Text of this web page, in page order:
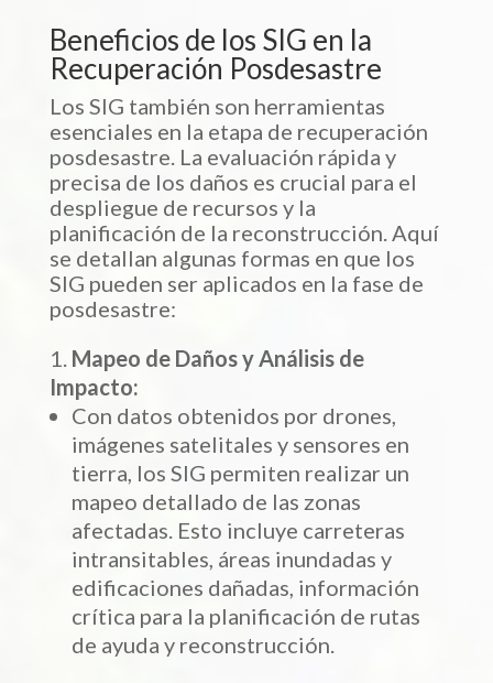
Beneficios de los SIG en la
Recuperación Posdesastre
Los SIG también son herramientas
esenciales en la etapa de recuperación
posdesastre. La evaluación rápida y
precisa de los daños es crucial para el
despliegue de recursos y la
planificación de la reconstrucción. Aquí
se detallan algunas formas en que los
SIG pueden ser aplicados en la fase de
posdesastre:
Mapeo de Daños y Análisis de
Impacto:
Con datos obtenidos por drones,
imágenes satelitales y sensores en
tierra, los SIG permiten realizar un
mapeo detallado de las zonas
afectadas. Esto incluye carreteras
intransitables, áreas inundadas y
edificaciones dañadas, información
crítica para la planificación de rutas
de ayuda y reconstrucción.